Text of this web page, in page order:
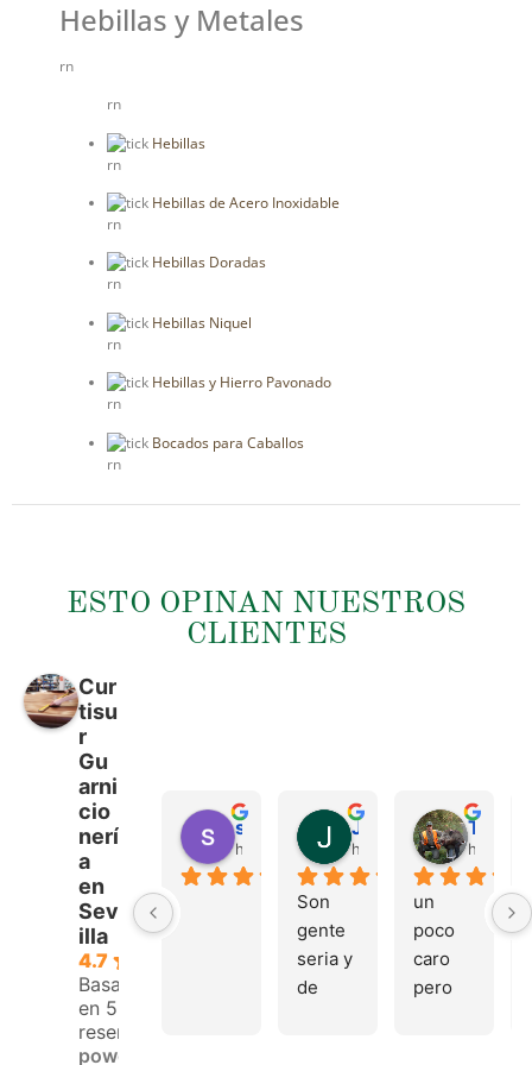
Hebillas y Metales
rn
rn
Hebillas
rn
Hebillas de Acero Inoxidable
rn
Hebillas Doradas
rn
Hebillas Niquel
rn
Hebillas y Hierro Pavonado
rn
Bocados para Caballos
rn
ESTO OPINAN NUESTROS
CLIENTES
Cur
tisu
r
Gu
arni
cio
nerí
a
en
Sev
illa
4.7
Basado
en 53
reseñas.
powered
hace 4 meses hace 4 meses
Son
gente
seria y
de
hace 4
un
poco
caro
pero